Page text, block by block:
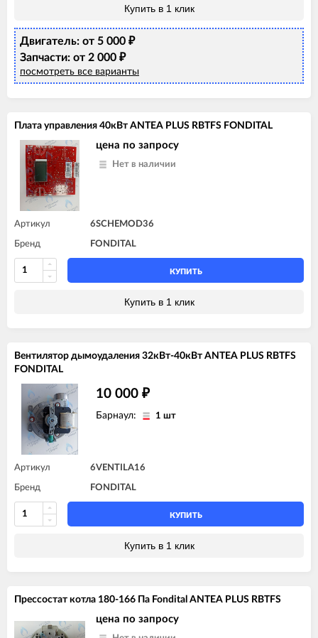
Купить в 1 клик
Двигатель: от 5 000 ₽
Запчасти: от 2 000 ₽
посмотреть все варианты
Плата управления 40кВт ANTEA PLUS RBTFS FONDITAL
цена по запросу
Нет в наличии
Артикул 6SCHEMOD36
Бренд FONDITAL
КУПИТЬ
Купить в 1 клик
Вентилятор дымоудаления 32кВт-40кВт ANTEA PLUS RBTFS
FONDITAL
10 000 ₽
Барнаул: 1 шт
Артикул 6VENTILA16
Бренд FONDITAL
КУПИТЬ
Купить в 1 клик
Прессостат котла 180-166 Па Fondital ANTEA PLUS RBTFS
цена по запросу